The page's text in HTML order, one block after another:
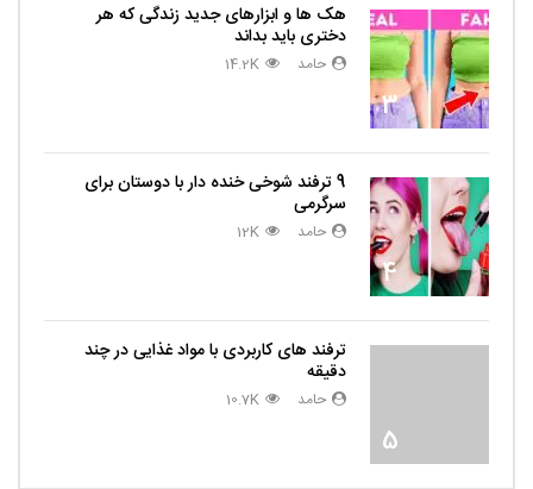
3
هک ها و ابزارهای جدید زندگی که هر
دختری باید بداند
حامد 14.2K
4
9 ترفند شوخی خنده دار با دوستان برای
سرگرمی
حامد 12K
5
ترفند های کاربردی با مواد غذایی در چند
دقیقه
حامد 10.7K